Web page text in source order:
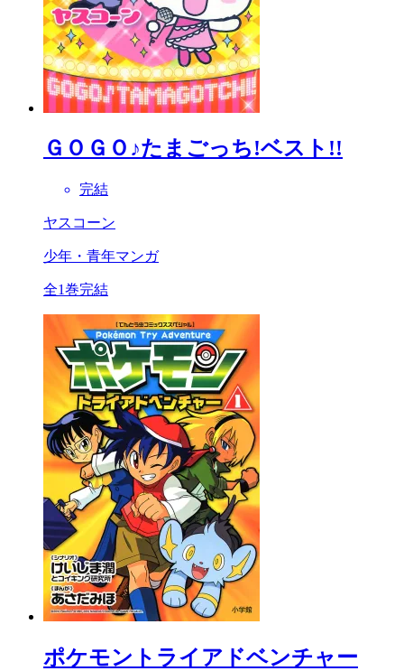
ＧＯＧＯ♪たまごっち!ベスト!!
完結
ヤスコーン
少年・青年マンガ
全1巻完結
ポケモントライアドベンチャー